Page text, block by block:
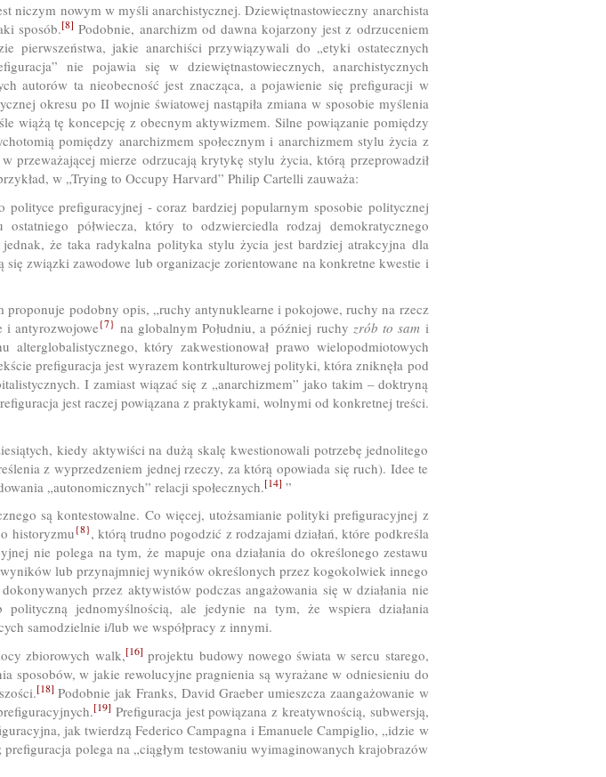
niczym nowym w myśli anarchistycznej. Dziewiętnastowieczny anarchista
sposób.[8] Podobnie, anarchizm od dawna kojarzony jest z odrzuceniem
pierwszeństwa, jakie anarchiści przywiązywali do „etyki ostatecznych
nie pojawia się w dziewiętnastowiecznych, anarchistycznych
autorów ta nieobecność jest znacząca, a pojawienie się prefiguracji w
okresu po II wojnie światowej nastąpiła zmiana w sposobie myślenia
wiążą tę koncepcję z obecnym aktywizmem. Silne powiązanie pomiędzy
pomiędzy anarchizmem społecznym i anarchizmem stylu życia z
mierze odrzucają krytykę stylu życia, którą przeprowadził
w „Trying to Occupy Harvard” Philip Cartelli zauważa:
prefiguracyjnej - coraz bardziej popularnym sposobie politycznej
półwiecza, który to odzwierciedla rodzaj demokratycznego
że taka radykalna polityka stylu życia jest bardziej atrakcyjna dla
związki zawodowe lub organizacje zorientowane na konkretne kwestie i
podobny opis, „ruchy antynuklearne i pokojowe, ruchy na rzecz
i antyrozwojowe{7} na globalnym Południu, a później ruchy zrób to sam i
który zakwestionował prawo wielopodmiotowych
prefiguracja jest wyrazem kontrkulturowej polityki, która zniknęła pod
I zamiast wiązać się z „anarchizmem” jako takim – doktryną
jest raczej powiązana z praktykami, wolnymi od konkretnej treści.
kiedy aktywiści na dużą skalę kwestionowali potrzebę jednolitego
z wyprzedzeniem jednej rzeczy, za którą opowiada się ruch). Idee te
„autonomicznych” relacji społecznych.[14] ”
są kontestowalne. Co więcej, utożsamianie polityki prefiguracyjnej z
historyzmu{8}, którą trudno pogodzić z rodzajami działań, które podkreśla
nie polega na tym, że mapuje ona działania do określonego zestawu
lub przynajmniej wyników określonych przez kogokolwiek innego
przez aktywistów podczas angażowania się w działania nie
jednomyślnością, ale jedynie na tym, że wspiera działania
samodzielnie i/lub we współpracy z innymi.
zbiorowych walk,[16] projektu budowy nowego świata w sercu starego,
sposobów, w jakie rewolucyjne pragnienia są wyrażane w odniesieniu do
[18] Podobnie jak Franks, David Graeber umieszcza zaangażowanie w
[19] Prefiguracja jest powiązana z kreatywnością, subwersją,
jak twierdzą Federico Campagna i Emanuele Campiglio, „idzie w
polega na „ciągłym testowaniu wyimaginowanych krajobrazów